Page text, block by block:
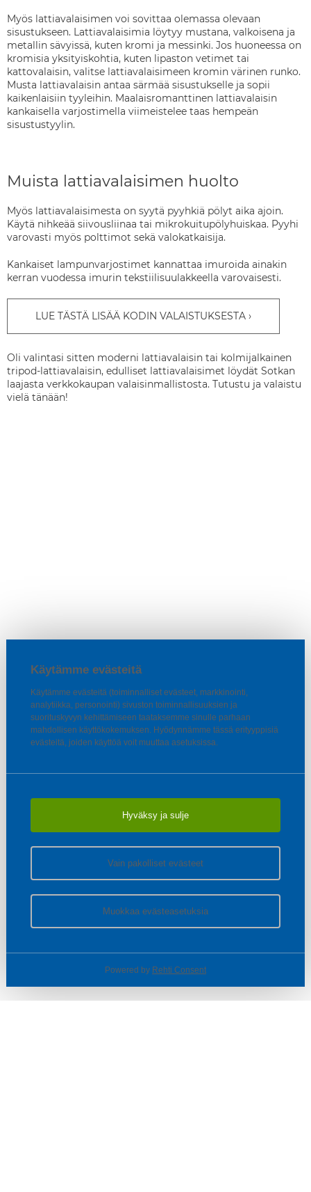
Käytämme evästeitä
Käytämme evästeitä (toiminnalliset evästeet, markkinointi,
analytiikka, personointi) sivuston toiminnallisuuksien ja
suorituskyvyn kehittämiseen taataksemme sinulle parhaan
mahdollisen käyttökokemuksen. Hyödynnämme tässä erityyppisiä
evästeitä, joiden käyttöä voit muuttaa asetuksissa.
Hyväksy ja sulje
Vain pakolliset evästeet
Muokkaa evästeasetuksia
Powered by Rehti Consent
Myös lattiavalaisimen voi sovittaa olemassa olevaan
sisustukseen. Lattiavalaisimia löytyy mustana, valkoisena ja
metallin sävyissä, kuten kromi ja messinki. Jos huoneessa on
kromisia yksityiskohtia, kuten lipaston vetimet tai
kattovalaisin, valitse lattiavalaisimeen kromin värinen runko.
Musta lattiavalaisin antaa särmää sisustukselle ja sopii
kaikenlaisiin tyyleihin. Maalaisromanttinen lattiavalaisin
kankaisella varjostimella viimeistelee taas hempeän
sisustustyylin.
Muista lattiavalaisimen huolto
Myös lattiavalaisimesta on syytä pyyhkiä pölyt aika ajoin.
Käytä nihkeää siivousliinaa tai mikrokuitupölyhuiskaa. Pyyhi
varovasti myös polttimot sekä valokatkaisija.
Kankaiset lampunvarjostimet kannattaa imuroida ainakin
kerran vuodessa imurin tekstiilisuulakkeella varovaisesti.
LUE TÄSTÄ LISÄÄ KODIN VALAISTUKSESTA
Oli valintasi sitten moderni lattiavalaisin tai kolmijalkainen
tripod-lattiavalaisin, edulliset lattiavalaisimet löydät Sotkan
laajasta verkkokaupan valaisinmallistosta. Tutustu ja valaistu
vielä tänään!